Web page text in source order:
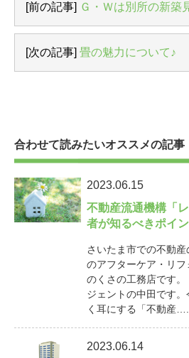
[前の記事] Ｇ・Ｗは別所の新築
[次の記事] 畳の魅力について♪
合わせて読みたいオススメの記事
2023.06.15
不動産流通機構「
者が知るべきポイ
さいたま市での不動
のアフターケア・リ
のくさの工務店です
ジェントの中田です
く耳にする「不動産…...
2023.06.14